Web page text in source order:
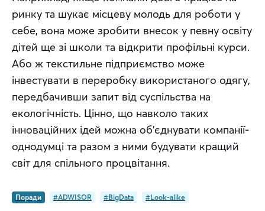
ринку та шукає місцеву молодь для роботи у
себе, вона може зробити внесок у певну освіту
дітей ще зі школи та відкрити профільні курси.
Або ж текстильне підприємство може
інвестувати в переробку використаного одягу,
передбачивши запит від суспільства на
екологічність. Цінно, що навколо таких
інноваційних ідей можна об’єднувати компанії-
однодумці та разом з ними будувати кращий
світ для спільного процвітання.
Поради #ADWISOR #BigData #Look-alike